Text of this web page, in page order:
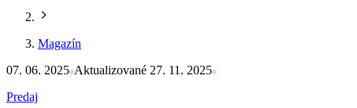
Magazín
07. 06. 2025 Aktualizované 27. 11. 2025
Predaj